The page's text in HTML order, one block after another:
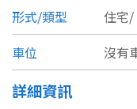
苗栗縣
台中市
農舍 辦
形式/類型
住宅/
車位
沒有
詳細資訊